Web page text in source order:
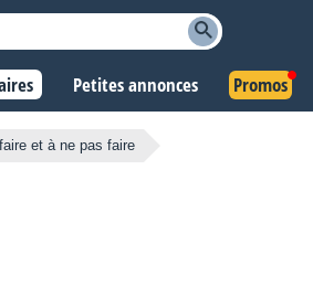
Petites annonces Promos
et à ne pas faire